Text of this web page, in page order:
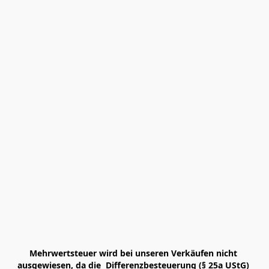
Mehrwertsteuer wird bei unseren Verkäufen nicht
ausgewiesen, da die  Differenzbesteuerung (§ 25a UStG)